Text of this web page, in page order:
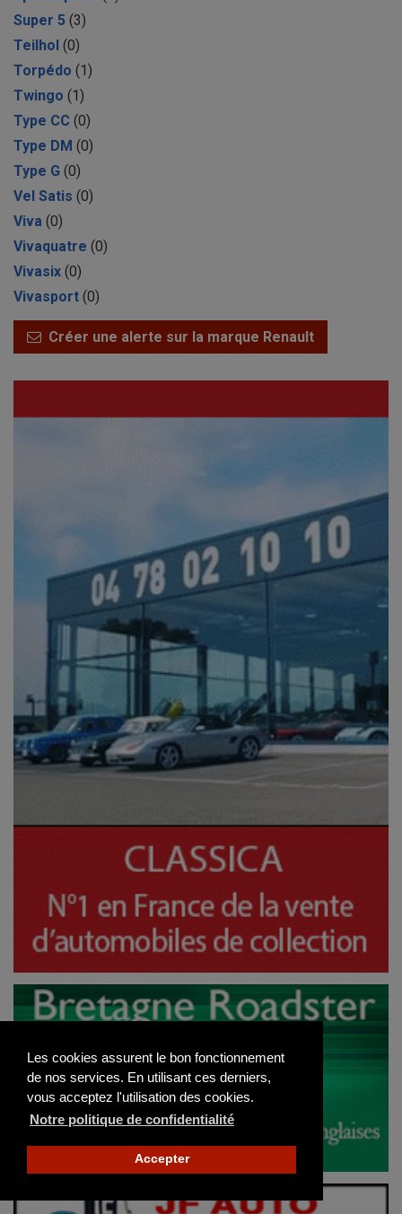
Les cookies assurent le bon fonctionnement
de nos services. En utilisant ces derniers,
vous acceptez l'utilisation des cookies.
Notre politique de confidentialité
Accepter
Super 5 (3)
Teilhol (0)
Torpédo (1)
Twingo (1)
Type CC (0)
Type DM (0)
Type G (0)
Vel Satis (0)
Viva (0)
Vivaquatre (0)
Vivasix (0)
Vivasport (0)
Créer une alerte sur la marque Renault